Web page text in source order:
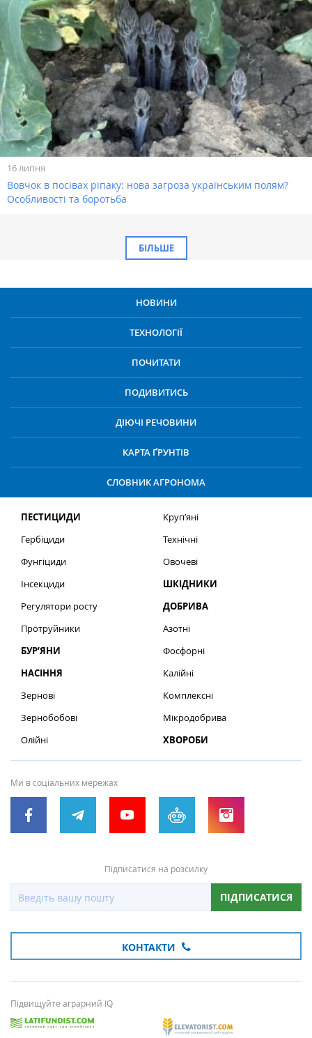
16 липня
Вовчок в посівах ріпаку: нова загроза українським полям?
Особливості та боротьба
БІЛЬШЕ
НОВИНИ
ТЕХНОЛОГІЇ
ПОЧИТАТИ
ПОДИВИТИСЬ
ДІЮЧІ РЕЧОВИНИ
КАРТА ҐРУНТІВ
СЛОВНИК АГРОНОМА
ПЕСТИЦИДИ
Гербіциди
Фунгіциди
Інсекциди
Регулятори росту
Протруйники
БУР’ЯНИ
НАСІННЯ
Зернові
Зернобобові
Олійні
Круп’яні
Технічні
Овочеві
ШКІДНИКИ
ДОБРИВА
Азотні
Фосфорні
Калійні
Комплексні
Мікродобрива
ХВОРОБИ
Ми в соціальних мережах
Підписатися на розсилку
ПІДПИСАТИСЯ
КОНТАКТИ
Підвищуйте аграрний IQ